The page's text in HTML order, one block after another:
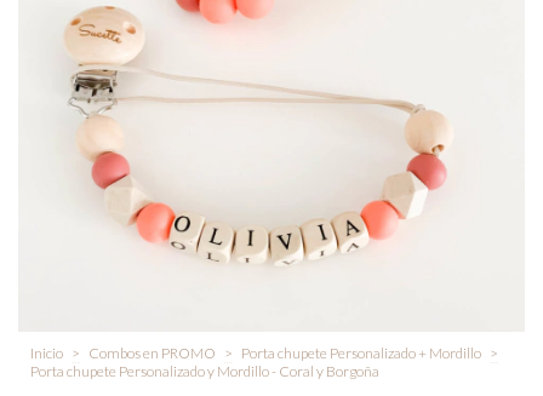
Inicio > Combos en PROMO > Porta chupete Personalizado + Mordillo >
Porta chupete Personalizado y Mordillo - Coral y Borgoña